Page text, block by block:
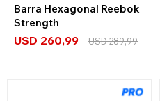
Barra Hexagonal Reebok
Strength
USD 260,99 USD289,99